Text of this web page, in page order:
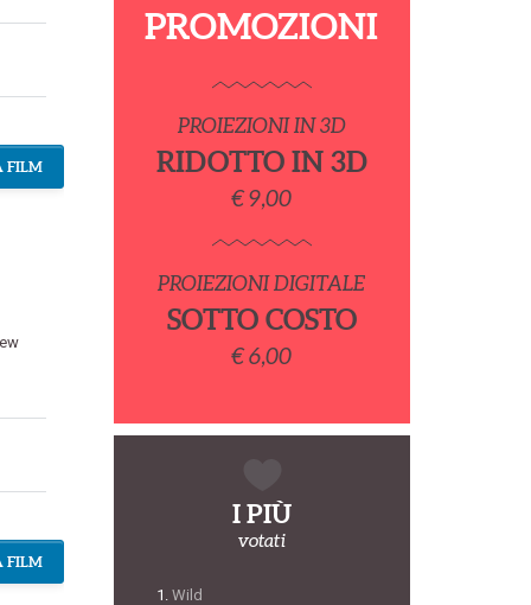
FILM
FILM
PROMOZIONI
PROIEZIONI IN 3D
RIDOTTO IN 3D
€ 9,00
PROIEZIONI DIGITALE
SOTTO COSTO
€ 6,00
I PIÙ
votati
Wild